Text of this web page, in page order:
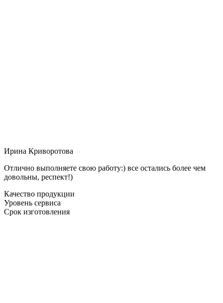
Ирина Криворотова
Отлично выполняете свою работу:) все остались более чем
довольны, респект!)
Качество продукции
Уровень сервиса
Срок изготовления